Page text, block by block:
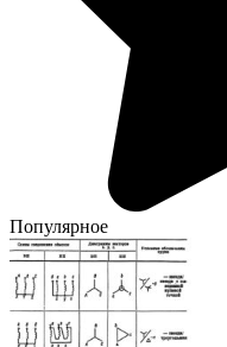
Популярное